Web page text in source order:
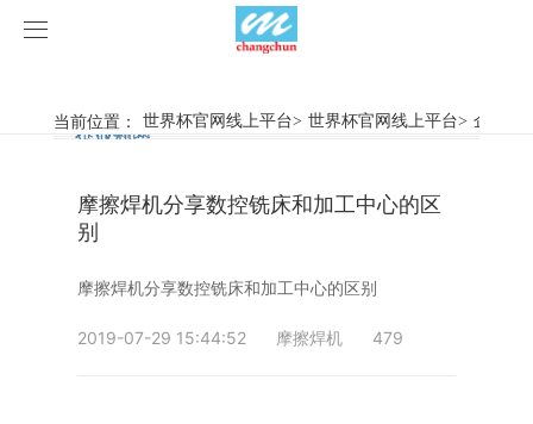
世界杯官网线上平台
旋弧焊机
惯性摩擦焊机
产品视频
行业新闻
案例展示
当前位置： 世界杯官网线上平台> 世界杯官网线上平台> 企业动
行业新闻
企业动态
摩擦焊机分享数控铣床和加工中心的区
别
摩擦焊机分享数控铣床和加工中心的区别
2019-07-29 15:44:52 摩擦焊机 479